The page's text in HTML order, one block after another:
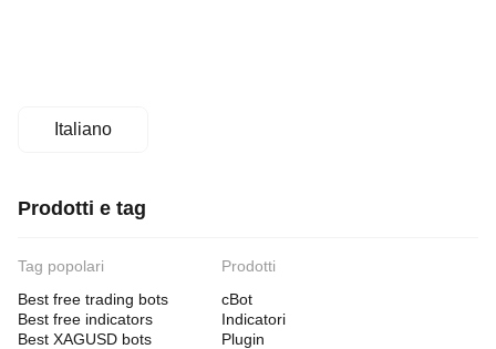
Italiano
Prodotti e tag
Tag popolari
Best free trading bots
Best free indicators
Best XAGUSD bots
Prodotti
cBot
Indicatori
Plugin